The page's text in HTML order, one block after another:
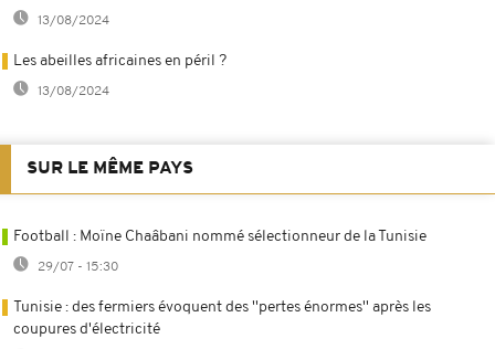
13/08/2024
Les abeilles africaines en péril ?
13/08/2024
SUR LE MÊME PAYS
Football : Moïne Chaâbani nommé sélectionneur de la Tunisie
29/07 - 15:30
Tunisie : des fermiers évoquent des ''pertes énormes'' après les
coupures d'électricité